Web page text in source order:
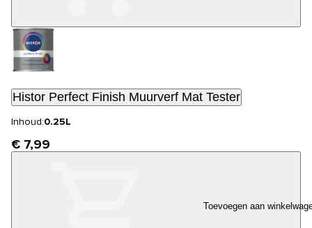
Histor Perfect Finish Muurverf Mat Tester
Inhoud:0.25L
€ 7,99
Toevoegen aan